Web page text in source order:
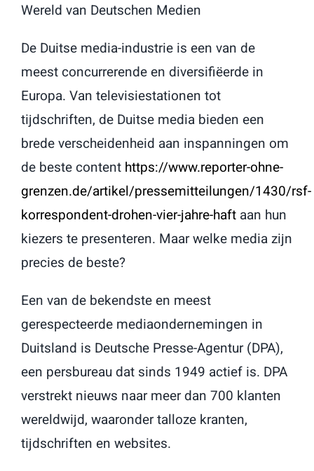
Wereld van Deutschen Medien
De Duitse media-industrie is een van de
meest concurrerende en diversifiëerde in
Europa. Van televisiestationen tot
tijdschriften, de Duitse media bieden een
brede verscheidenheid aan inspanningen om
de beste content https://www.reporter-ohne-
grenzen.de/artikel/pressemitteilungen/1430/rsf-
korrespondent-drohen-vier-jahre-haft aan hun
kiezers te presenteren. Maar welke media zijn
precies de beste?
Een van de bekendste en meest
gerespecteerde mediaondernemingen in
Duitsland is Deutsche Presse-Agentur (DPA),
een persbureau dat sinds 1949 actief is. DPA
verstrekt nieuws naar meer dan 700 klanten
wereldwijd, waaronder talloze kranten,
tijdschriften en websites.